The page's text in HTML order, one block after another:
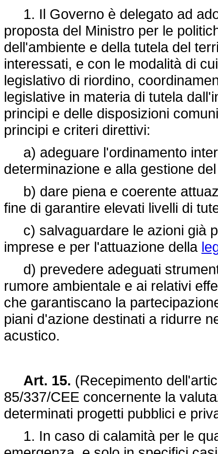
1. Il Governo è delegato ad
proposta del Ministro per le
dell'ambiente e della tutela del
interessati, e con le modalità di
legislativo di riordino,
legislative in materia di tutela
principi e delle disposizioni
principi e criteri direttivi:
a) adeguare l'ordinamento
determinazione e alla gestione
b) dare piena e coerente
fine di garantire elevati livelli di
c) salvaguardare le azioni già
imprese e per l'attuazione della
d) prevedere adeguati
rumore ambientale e ai relativi
che garantiscano la
piani d'azione destinati a ridurre
acustico.
Art. 15. (Recepimento
85/337/CEE concernente la
determinati progetti pubblici e
1. In caso di calamità per le